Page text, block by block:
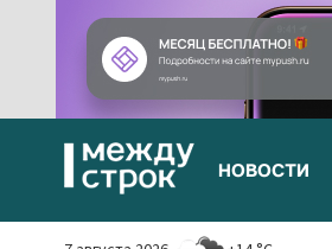
НОВОСТИ